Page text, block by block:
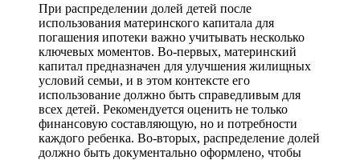
При распределении долей детей после
использования материнского капитала для
погашения ипотеки важно учитывать несколько
ключевых моментов. Во-первых, материнский
капитал предназначен для улучшения жилищных
условий семьи, и в этом контексте его
использование должно быть справедливым для
всех детей. Рекомендуется оценить не только
финансовую составляющую, но и потребности
каждого ребенка. Во-вторых, распределение долей
должно быть документально оформлено, чтобы